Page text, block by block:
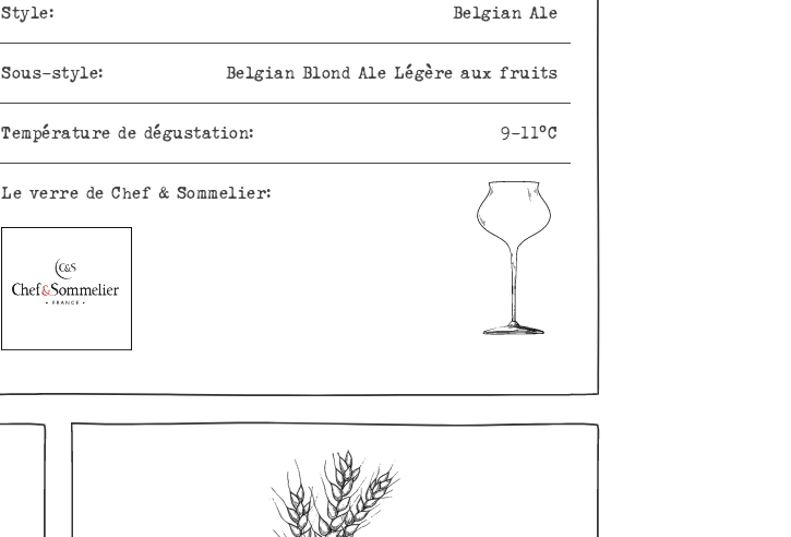
Style: Belgian Ale
Sous-style: Belgian Blond Ale Légère aux fruits
Température de dégustation: 9-11°C
Le verre de Chef & Sommelier: